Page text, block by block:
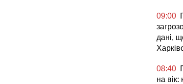
09:00
дані,
08:40
на